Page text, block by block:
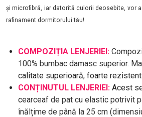
și microfibră, iar datorită culorii deosebite, vor
rafinament dormitorului tău!
COMPOZIȚIA LENJERIEI:
100% bumbac damasc superior.
calitate superioară, foarte
CONȚINUTUL LENJERIEI: Acest
cearceaf de pat cu elastic potrivit
înălțime de până la 25 cm